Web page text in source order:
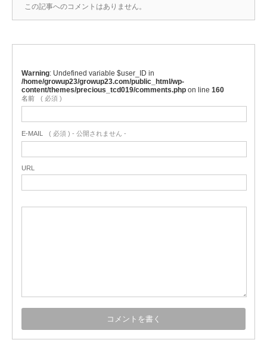
この記事へのコメントはありません。
Warning : Undefined variable $user_ID in
/home/growup23/growup23.com/public_html/wp-
content/themes/precious_tcd019/comments.php on line 160
名前 ( 必須 )
E-MAIL ( 必須 ) - 公開されません -
URL